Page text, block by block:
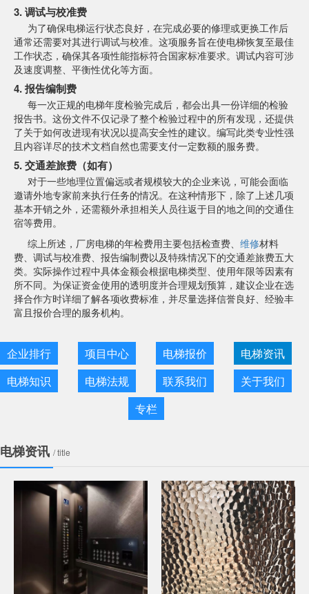
3. 调试与校准费
为了确保电梯运行状态良好，在完成必要的修理或更换工作后
通常还需要对其进行调试与校准。这项服务旨在使电梯恢复至最佳
工作状态，确保其各项性能指标符合国家标准要求。调试内容可涉
及速度调整、平衡性优化等方面。
4. 报告编制费
每一次正规的电梯年度检验完成后，都会出具一份详细的检验
报告书。这份文件不仅记录了整个检验过程中的所有发现，还提供
了关于如何改进现有状况以提高安全性的建议。编写此类专业性强
且内容详尽的技术文档自然也需要支付一定数额的服务费。
5. 交通差旅费（如有）
对于一些地理位置偏远或者规模较大的企业来说，可能会面临
邀请外地专家前来执行任务的情况。在这种情形下，除了上述几项
基本开销之外，还需额外承担相关人员往返于目的地之间的交通住
宿等费用。
综上所述，厂房电梯的年检费用主要包括检查费、 维修材料
费、调试与校准费、报告编制费以及特殊情况下的交通差旅费五大
类。实际操作过程中具体金额会根据电梯类型、使用年限等因素有
所不同。为保证资金使用的透明度并合理规划预算，建议企业在选
择合作方时详细了解各项收费标准，并尽量选择信誉良好、经验丰
富且报价合理的服务机构。
企业排行 项目中心 电梯报价
电梯资讯
电梯知识
电梯法规 联系我们
关于我们
专栏
电梯资讯 / title